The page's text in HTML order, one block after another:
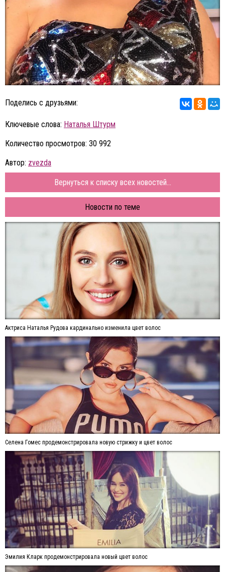
Поделись с друзьями:
Ключевые слова: Наталья Штурм
Количество просмотров: 30 992
Автор: zvezda
Вернуться к списку всех новостей...
Новости по теме
Актриса Наталья Рудова кардинально изменила цвет волос
Селена Гомес продемонстрировала новую стрижку и цвет волос
Эмилия Кларк продемонстрировала новый цвет волос